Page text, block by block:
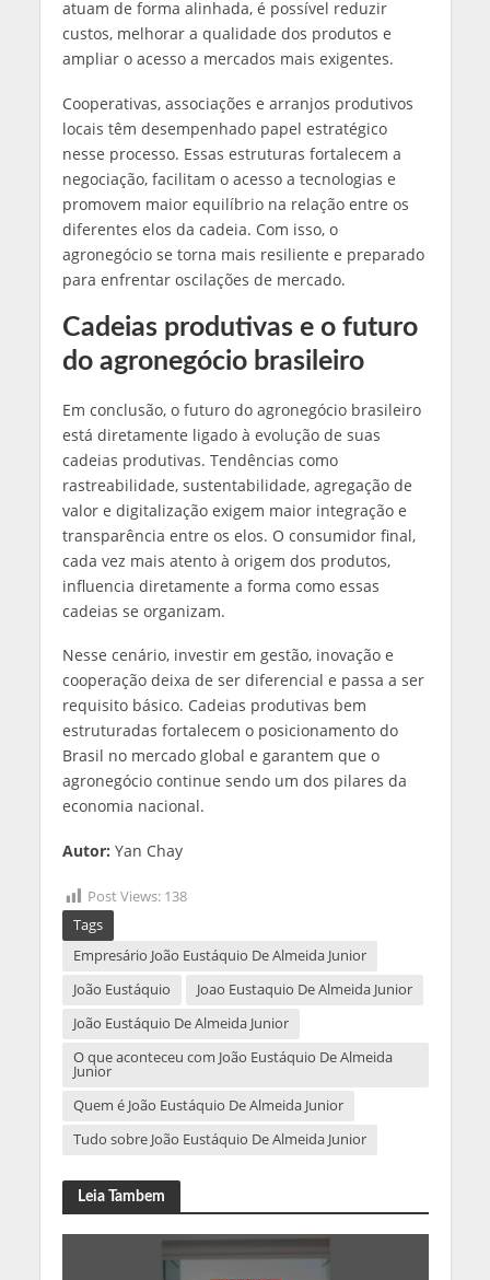
atuam de forma alinhada, é possível reduzir
custos, melhorar a qualidade dos produtos e
ampliar o acesso a mercados mais exigentes.
Cooperativas, associações e arranjos produtivos
locais têm desempenhado papel estratégico
nesse processo. Essas estruturas fortalecem a
negociação, facilitam o acesso a tecnologias e
promovem maior equilíbrio na relação entre os
diferentes elos da cadeia. Com isso, o
agronegócio se torna mais resiliente e preparado
para enfrentar oscilações de mercado.
Cadeias produtivas e o futuro
do agronegócio brasileiro
Em conclusão, o futuro do agronegócio brasileiro
está diretamente ligado à evolução de suas
cadeias produtivas. Tendências como
rastreabilidade, sustentabilidade, agregação de
valor e digitalização exigem maior integração e
transparência entre os elos. O consumidor final,
cada vez mais atento à origem dos produtos,
influencia diretamente a forma como essas
cadeias se organizam.
Nesse cenário, investir em gestão, inovação e
cooperação deixa de ser diferencial e passa a ser
requisito básico. Cadeias produtivas bem
estruturadas fortalecem o posicionamento do
Brasil no mercado global e garantem que o
agronegócio continue sendo um dos pilares da
economia nacional.
Autor: Yan Chay
Post Views: 138
Tags
Empresário João Eustáquio De Almeida Junior
João Eustáquio
Joao Eustaquio De Almeida Junior
João Eustáquio De Almeida Junior
O que aconteceu com João Eustáquio De Almeida
Junior
Quem é João Eustáquio De Almeida Junior
Tudo sobre João Eustáquio De Almeida Junior
Leia Tambem